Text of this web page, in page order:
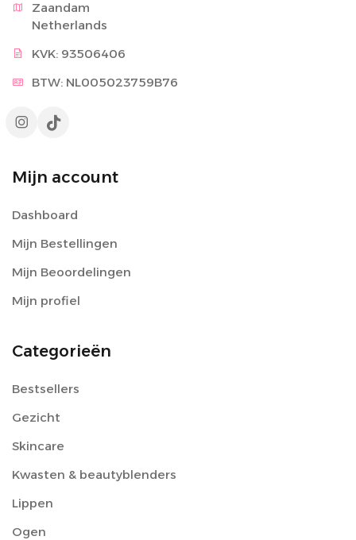
Zaandam
Netherlands
KVK: 93506406
BTW: NL005023759B76
Mijn account
Dashboard
Mijn Bestellingen
Mijn Beoordelingen
Mijn profiel
Categorieën
Bestsellers
Gezicht
Skincare
Kwasten & beautyblenders
Lippen
Ogen